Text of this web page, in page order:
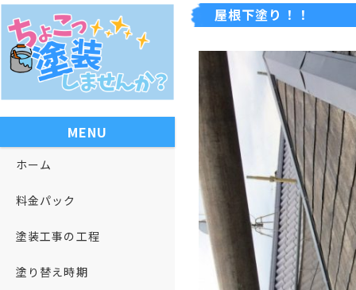
屋根下塗り！！
MENU
ホーム
料金パック
塗装工事の工程
塗り替え時期